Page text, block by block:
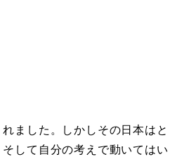
ました。しかしその日本はと
して自分の考えで動いてはい